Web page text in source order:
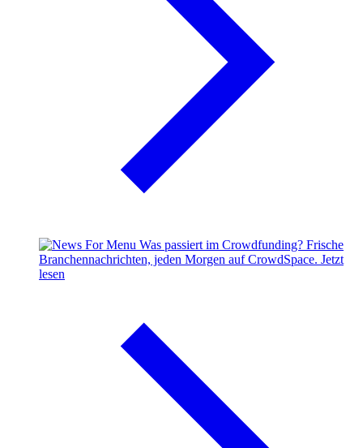
Was passiert im Crowdfunding? Frische
Branchennachrichten, jeden Morgen auf CrowdSpace. Jetzt
lesen